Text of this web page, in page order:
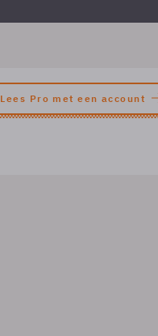
Lees Pro met een account